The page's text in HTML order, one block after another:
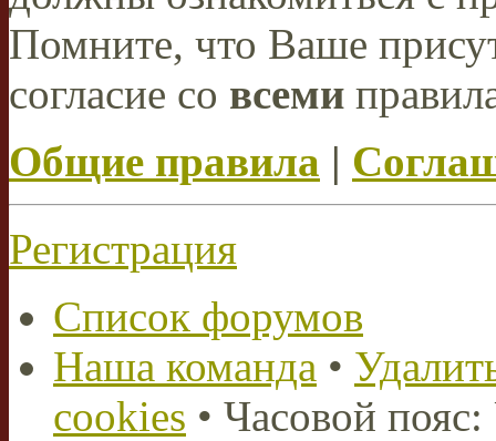
Помните, что Ваше
согласие со всеми
Общие правила |
Регистрация
Список форумов
Наша команда •
cookies • Часовой